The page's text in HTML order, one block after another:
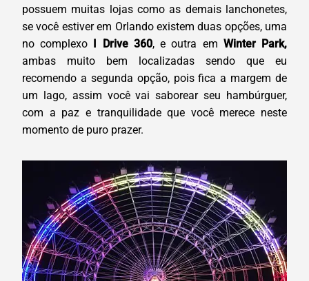
possuem muitas lojas como as demais lanchonetes,
se você estiver em Orlando existem duas opções, uma
no complexo I Drive 360, e outra em Winter Park,
ambas muito bem localizadas sendo que eu
recomendo a segunda opção, pois fica a margem de
um lago, assim você vai saborear seu hambúrguer,
com a paz e tranquilidade que você merece neste
momento de puro prazer.